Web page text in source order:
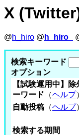
X
@h_hiro @ h_hiro_
検索キーワード
オプション
【試験運用中】除
ーワード （ヘルプ
自動投稿 （ヘルプ
検索する期間